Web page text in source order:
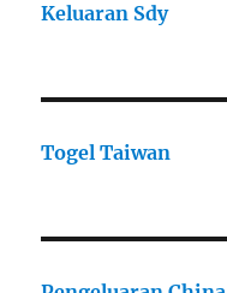
Keluaran Sdy
Togel Taiwan